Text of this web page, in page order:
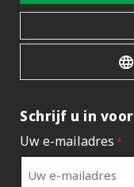
Schrijf u in
Uw e-mailadres *